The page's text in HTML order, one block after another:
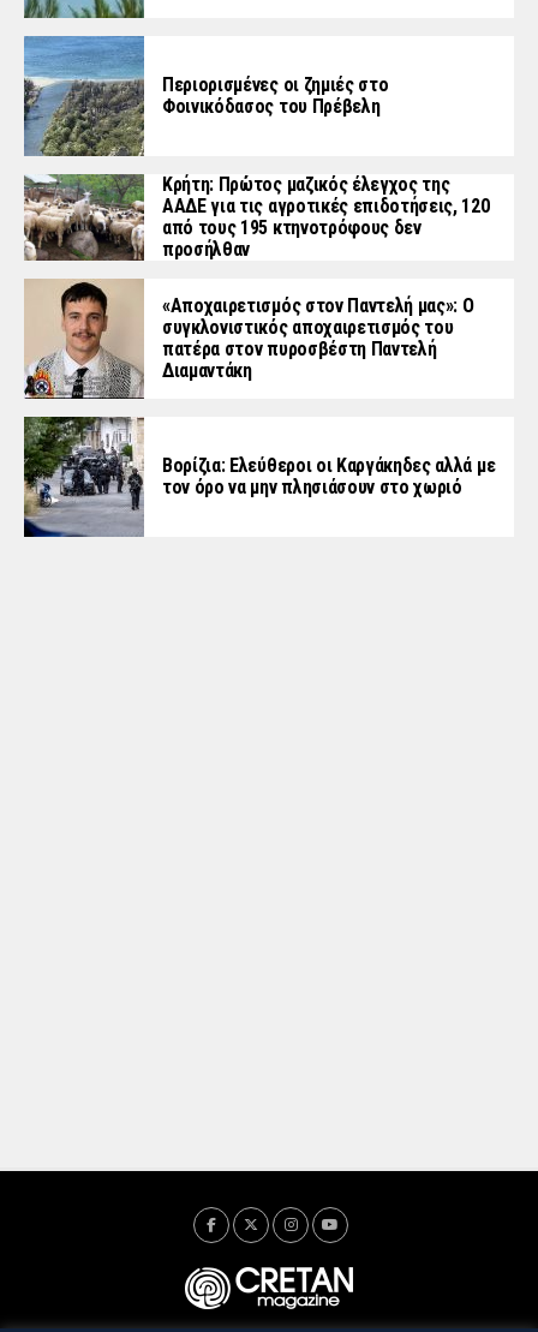
Περιορισμένες οι ζημιές στο
Φοινικόδασος του Πρέβελη
Κρήτη: Πρώτος μαζικός έλεγχος της
ΑΑΔΕ για τις αγροτικές επιδοτήσεις, 120
από τους 195 κτηνοτρόφους δεν
προσήλθαν
«Aποχαιρετισμός στον Παντελή μας»: Ο
συγκλονιστικός αποχαιρετισμός του
πατέρα στον πυροσβέστη Παντελή
Διαμαντάκη
Βορίζια: Ελεύθεροι οι Καργάκηδες αλλά με
τον όρο να μην πλησιάσουν στο χωριό